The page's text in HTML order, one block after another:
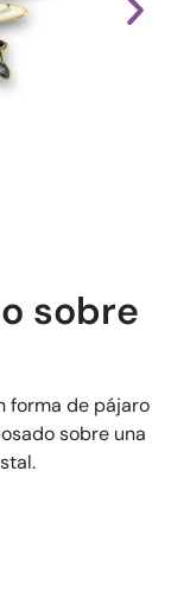
sobre
forma de pájaro
sobre una